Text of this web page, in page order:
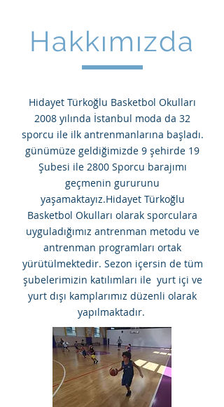
Hakkımızda
Hidayet Türkoğlu Basketbol Okulları
2008 yılında İstanbul moda da 32
sporcu ile ilk antrenmanlarına başladı.
günümüze geldiğimizde 9 şehirde 19
Şubesi ile 2800 Sporcu barajımı
geçmenin gururunu
yaşamaktayız.Hidayet Türkoğlu
Basketbol Okulları olarak sporculara
uyguladığımız antrenman metodu ve
antrenman programları ortak
yürütülmektedir. Sezon içersin de tüm
şubelerimizin katılımları ile yurt içi ve
yurt dışı kamplarımız düzenli olarak
yapılmaktadır.